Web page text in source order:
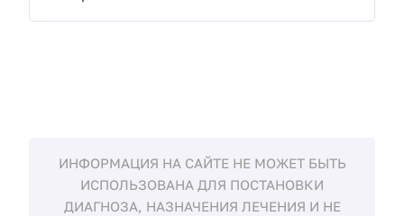
ИНФОРМАЦИЯ НА САЙТЕ НЕ МОЖЕТ БЫТЬ
ИСПОЛЬЗОВАНА ДЛЯ ПОСТАНОВКИ
ДИАГНОЗА, НАЗНАЧЕНИЯ ЛЕЧЕНИЯ И НЕ